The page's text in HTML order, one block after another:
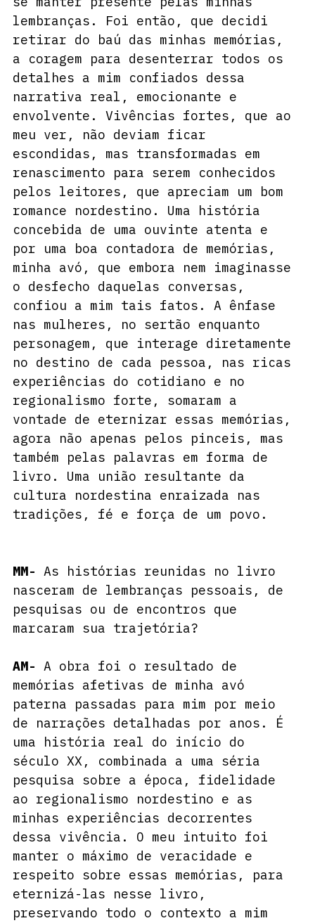
lembranças. Foi então, que decidi
retirar do baú das minhas memórias,
a coragem para desenterrar todos os
detalhes a mim confiados dessa
narrativa real, emocionante e
envolvente. Vivências fortes, que ao
meu ver, não deviam ficar
escondidas, mas transformadas em
renascimento para serem conhecidos
pelos leitores, que apreciam um bom
romance nordestino. Uma história
concebida de uma ouvinte atenta e
por uma boa contadora de memórias,
minha avó, que embora nem imaginasse
o desfecho daquelas conversas,
confiou a mim tais fatos. A ênfase
nas mulheres, no sertão enquanto
personagem, que interage diretamente
no destino de cada pessoa, nas ricas
experiências do cotidiano e no
regionalismo forte, somaram a
vontade de eternizar essas memórias,
agora não apenas pelos pinceis, mas
também pelas palavras em forma de
livro. Uma união resultante da
cultura nordestina enraizada nas
tradições, fé e força de um povo.
MM- As histórias reunidas no livro
nasceram de lembranças pessoais, de
pesquisas ou de encontros que
marcaram sua trajetória?
AM- A obra foi o resultado de
memórias afetivas de minha avó
paterna passadas para mim por meio
de narrações detalhadas por anos. É
uma história real do início do
século XX, combinada a uma séria
pesquisa sobre a época, fidelidade
ao regionalismo nordestino e as
minhas experiências decorrentes
dessa vivência. O meu intuito foi
manter o máximo de veracidade e
respeito sobre essas memórias, para
eternizá-las nesse livro,
preservando todo o contexto a mim